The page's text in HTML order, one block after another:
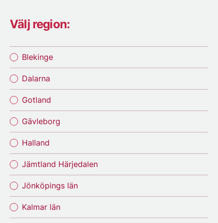
Välj region:
Blekinge
Dalarna
Gotland
Gävleborg
Halland
Jämtland Härjedalen
Jönköpings län
Kalmar län